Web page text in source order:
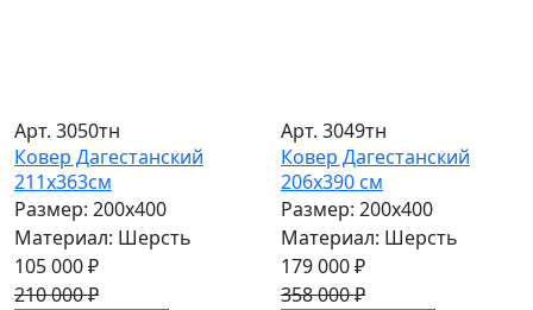
Арт. 3050тн
Ковер Дагестанский
211x363см
Размер: 200х400
Материал: Шерсть
105 000 ₽
210 000 ₽
Арт. 3049тн
Ковер Дагестанский
206x390 см
Размер: 200х400
Материал: Шерсть
179 000 ₽
358 000 ₽